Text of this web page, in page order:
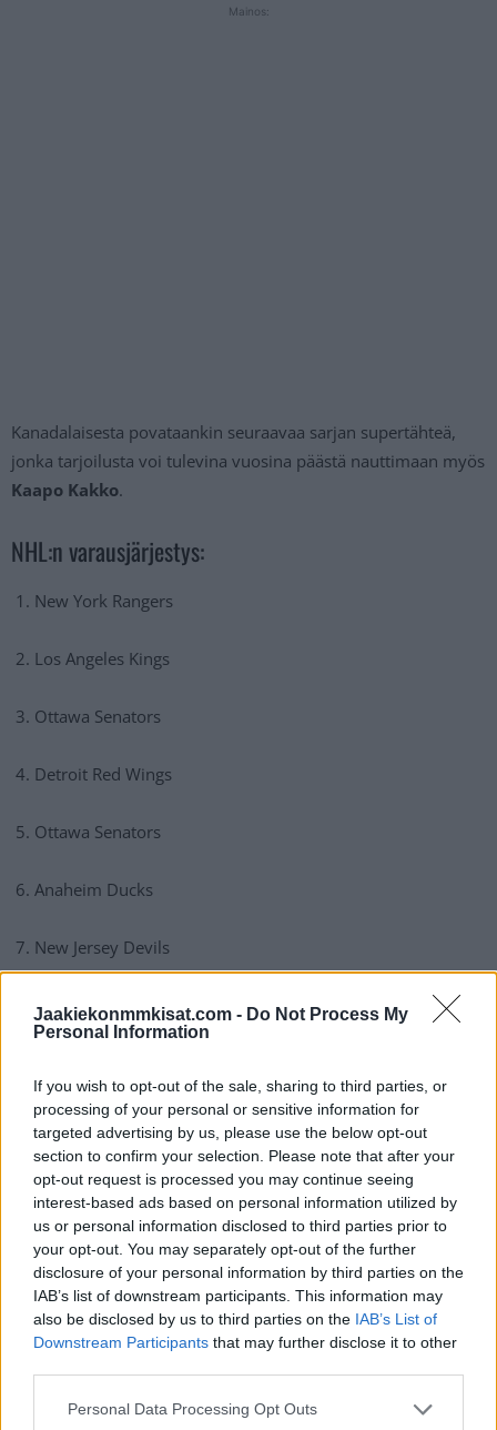
Jaakiekonmmkisat.com - Do Not Process My
Personal Information
If you wish to opt-out of the sale, sharing to third parties, or
processing of your personal or sensitive information for
targeted advertising by us, please use the below opt-out
section to confirm your selection. Please note that after your
opt-out request is processed you may continue seeing
interest-based ads based on personal information utilized by
us or personal information disclosed to third parties prior to
your opt-out. You may separately opt-out of the further
disclosure of your personal information by third parties on the
IAB’s list of downstream participants. This information may
also be disclosed by us to third parties on the IAB’s List of
Downstream Participants that may further disclose it to other
Personal Data Processing Opt Outs
Mainos:
Kanadalaisesta povataankin seuraavaa sarjan supertähteä,
jonka tarjoilusta voi tulevina vuosina päästä nauttimaan myös
Kaapo Kakko.
NHL:n varausjärjestys:
New York Rangers
Los Angeles Kings
Ottawa Senators
Detroit Red Wings
Ottawa Senators
Anaheim Ducks
New Jersey Devils
Buffalo Sabres
Winnipeg Jets
Nashville Predators
Florida Panthers
Carolina Hurricanes
Edmonton Oilers
Pittsburgh Penguins